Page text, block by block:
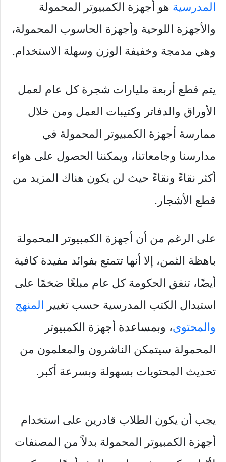
المدرسية هو أجهزة الكمبيوتر المحمولة
والأجهزة اللوحية وأجهزة الحاسوب المحمولة،
وهي مدمجة وخفيفة الوزن وسهلة الاستخدام.
يتم قطع أربعة مليارات شجرة كل عام لعمل
الأوراق والدفاتر وكتيبات العمل ومن خلال
ممارسة أجهزة الكمبيوتر المحمولة في
مدارسنا وجامعاتنا، ويمكننا الحصول على هواء
أكثر نقاءً ونقاءً حيث لن يكون هناك المزيد من
قطع الأشجار.
على الرغم من أن أجهزة الكمبيوتر المحمولة
باهظة الثمن، إلا أنها تتمتع بفوائد مفيدة كافية
أيضًا، تنفق الحكومة كل عام مبلغًا ضخمًا على
استبدال الكتب المدرسية حسب تغيير المنهج
والمحتوى، وبمساعدة أجهزة الكمبيوتر
المحمولة سيتمكن الناشرون والمعلمون من
تحديث المحتويات بسهولة وبسرعة أكبر.
يجب أن يكون الطلاب قادرين على استخدام
أجهزة الكمبيوتر المحمولة بدلاً من المصنفات